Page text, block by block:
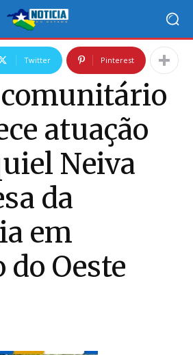
Twitter Pinterest
atuação
Neiva
da
em
do Oeste